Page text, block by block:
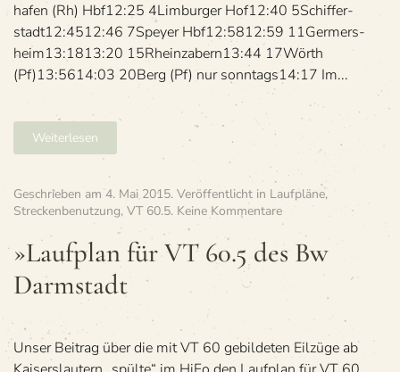
ha­fen (Rh) Hbf12:25 4Lim­bur­ger Hof12:40 5Schif­fer­
stadt12:4512:46 7Speyer Hbf12:5812:59 11Ger­mers­
heim13:1813:20 15Rheinz­abern13:44 17Wörth
(Pf)13:5614:03 20Berg (Pf) nur sonntags14:17 Im...
Weiterlesen
Geschrieben am 4. Mai 2015. Veröffentlicht in Laufpläne,
Streckenbenutzung, VT 60.5. Keine Kommentarezu
»Lauf­
plan
für
Darmstadt
»Lauf­plan für VT 60.5 des Bw
Darmstadt
Unser Bei­trag über die mit VT 60 gebil­de­ten Eil­züge ab